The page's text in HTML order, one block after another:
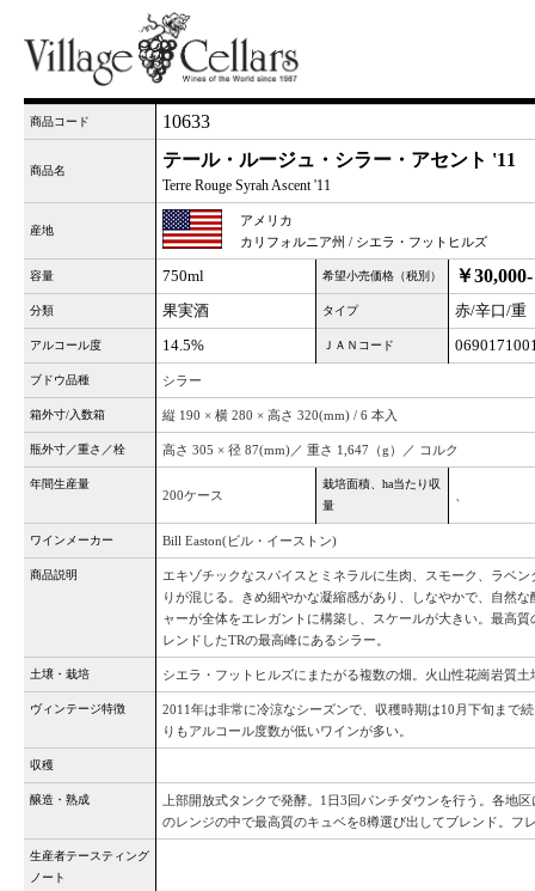
商品コード 10633
商品名
テール・ルージュ・シラー・アセント '11
Terre Rouge Syrah Ascent '11
産地
アメリカ
カリフォルニア州 / シエラ・フットヒルズ
容量 750ml 希望小売価格（税別） ￥30,000-
分類 果実酒 タイプ 赤/辛口/重
アルコール度 14.5% ＪＡＮコード
ブドウ品種 シラー
箱外寸/入数箱 縦 190 × 横 280 × 高さ 320(mm) / 6 本入
瓶外寸／重さ／栓 高さ 305 × 径 87(mm)／ 重さ 1,647（g）／ コルク
年間生産量
200ケース
栽培面積、ha当たり収
量
ワインメーカー Bill Easton(ビル・イーストン)
商品説明
エキゾチックなスパイスとミネラルに生肉、スモーク、ラベ
りが混じる。きめ細やかな凝縮感があり、しなやかで、自然
ャーが全体をエレガントに構築し、スケールが大きい。最高
レンドしたTRの最高峰にあるシラー。
土壌・栽培 シエラ・フットヒルズにまたがる複数の畑。火山性花崗岩質
ヴィンテージ特徴
2011年は非常に冷涼なシーズンで、収穫時期は10月下旬まで
りもアルコール度数が低いワインが多い。
収穫
醸造・熟成
上部開放式タンクで発酵。1日3回パンチダウンを行う。各地
のレンジの中で最高質のキュベを8樽選び出してブレンド。フ
生産者テースティング
ノート